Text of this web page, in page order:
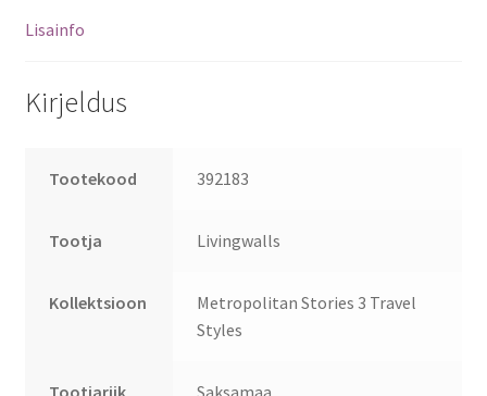
Lisainfo
Kirjeldus
Tootekood 392183
Tootja Livingwalls
Kollektsioon
Metropolitan Stories 3 Travel
Styles